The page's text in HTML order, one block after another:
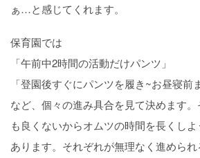
ぁ…と感じてくれます。
保育園では
「午前中2時間の活動だけパンツ」
「登園後すぐにパンツを履き~お昼寝前
など、個々の進み具合を見て決めます
も良くないからオムツの時間を長くし
あります。それぞれが無理なく進めら